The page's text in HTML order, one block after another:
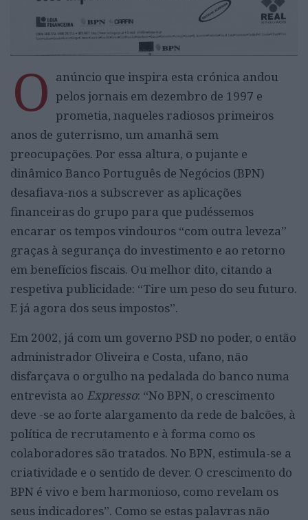
O anúncio que inspira esta crónica andou
pelos jornais em dezembro de 1997 e
prometia, naqueles radiosos primeiros
anos de guterrismo, um amanhã sem
preocupações. Por essa altura, o pujante e
dinâmico Banco Português de Negócios (BPN)
desafiava-nos a subscrever as aplicações
financeiras do grupo para que pudéssemos
encarar os tempos vindouros “com outra leveza”
graças à segurança do investimento e ao retorno
em benefícios fiscais. Ou melhor dito, citando a
respetiva publicidade: “Tire um peso do seu futuro.
E já agora dos seus impostos”.
Em 2002, já com um governo PSD no poder, o então
administrador Oliveira e Costa, ufano, não
disfarçava o orgulho na pedalada do banco numa
entrevista ao Expresso: “No BPN, o crescimento
deve -se ao forte alargamento da rede de balcões, à
política de recrutamento e à forma como os
colaboradores são tratados. No BPN, estimula-se a
criatividade e o sentido de dever. O crescimento do
BPN é vivo e bem harmonioso, como revelam os
seus indicadores”. Como se estas palavras não